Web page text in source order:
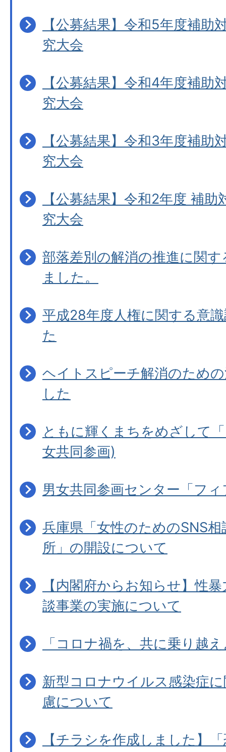
【公募結果】令和5年度補助
究大会
【公募結果】令和4年度補助
究大会
【公募結果】令和3年度補助
究大会
【公募結果】令和2年度 補
究大会
部落差別の解消の推進に関
ました。
平成28年度人権に関する意
た
ヘイトスピーチ解消のため
した
ともに輝くまちをめざして
女共同参画)
男女共同参画センター「フ
兵庫県「女性のためのSNS
所」の開設について
【内閣府からお知らせ】性
談事業の実施について
「コロナ禍を、共に乗り越
新型コロナウイルス感染症
慮について
【チラシを作成しました】